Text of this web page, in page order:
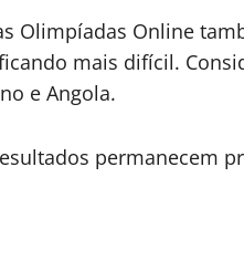
Olimpíadas Online
mais difícil.
e Angola.
permanecem